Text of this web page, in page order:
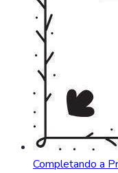
Completando a